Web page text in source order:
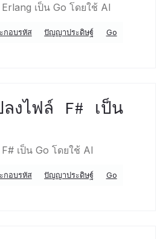
เป็น Go โดยใช้ AI
กอบรหัส ปัญญาประดิษฐ์
Go
ลงไฟล์ F# เป็น
เป็น Go โดยใช้ AI
กอบรหัส ปัญญาประดิษฐ์
Go